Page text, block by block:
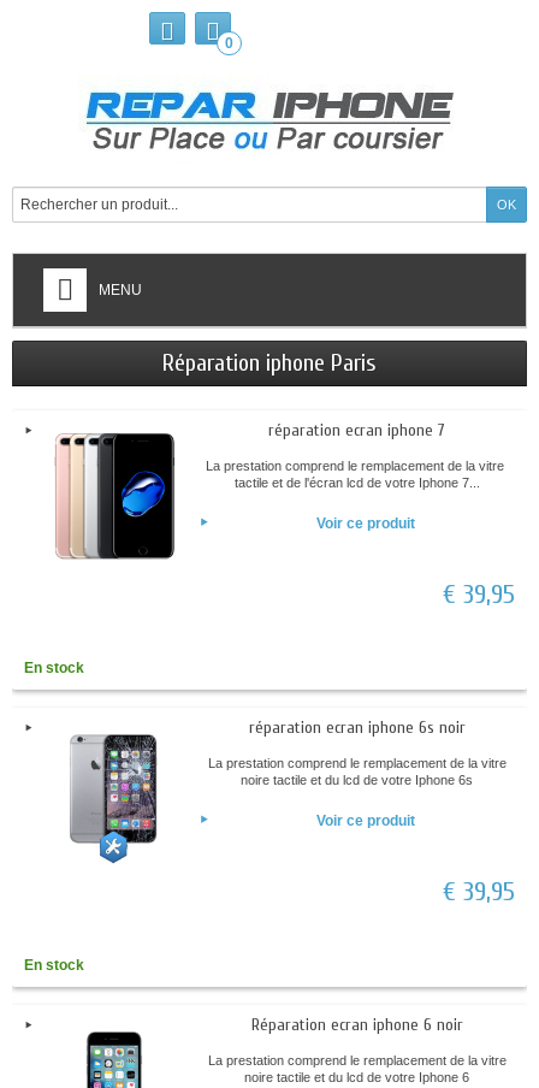
0
MENU
Réparation iphone Paris
réparation ecran iphone 7
La prestation comprend le remplacement de la vitre
tactile et de l'écran lcd de votre Iphone 7...
Voir ce produit
€ 39,95
En stock
réparation ecran iphone 6s noir
La prestation comprend le remplacement de la vitre
noire tactile et du lcd de votre Iphone 6s
Voir ce produit
€ 39,95
En stock
Réparation ecran iphone 6 noir
La prestation comprend le remplacement de la vitre
noire tactile et du lcd de votre Iphone 6